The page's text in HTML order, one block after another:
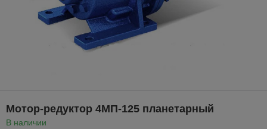
Мотор-редуктор 4МП-125 планетарный
В наличии